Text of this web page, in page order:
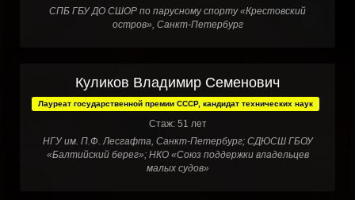
СПБ ГБУ ДО СШОР по парусному спорту «Крестовский
остров», Санкт-Петербург
Куликов Владимир Семенович
Лауреат государственной премии СССР, кандидат технических наук
Стаж: 51 лет
НГУ им. П.Ф. Лесгафта, Санкт-Петербург; СДЮСШ ГБОУ
«Балтийский берег»; НКО «Союз поддержки владельцев
малых судов»